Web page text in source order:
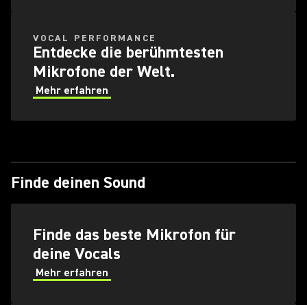
VOCAL PERFORMANCE
Entdecke die berühmtesten
Mikrofone der Welt.
Mehr erfahren
Finde deinen Sound
Finde das beste Mikrofon für
deine Vocals
Mehr erfahren